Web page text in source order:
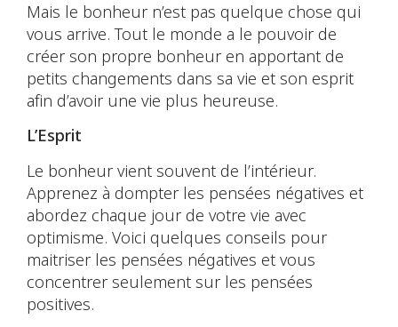
Mais le bonheur n’est pas quelque chose qui
vous arrive. Tout le monde a le pouvoir de
créer son propre bonheur en apportant de
petits changements dans sa vie et son esprit
afin d’avoir une vie plus heureuse.
L’Esprit
Le bonheur vient souvent de l’intérieur.
Apprenez à dompter les pensées négatives et
abordez chaque jour de votre vie avec
optimisme. Voici quelques conseils pour
maitriser les pensées négatives et vous
concentrer seulement sur les pensées
positives.